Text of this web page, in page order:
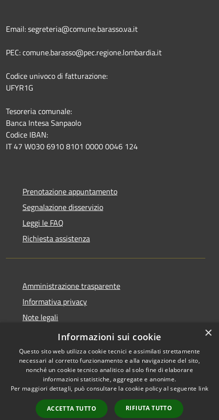
Email: segreteria@comune.barasso.va.it
PEC: comune.barasso@pec.regione.lombardia.it
Codice univoco di fatturazione:
UFYR1G
Tesoreria comunale:
Banca Intesa Sanpaolo
Codice IBAN:
IT 47 W030 6910 8101 0000 0046 124
Prenotazione appuntamento
Segnalazione disservizio
Leggi le FAQ
Richiesta assistenza
Amministrazione trasparente
Informativa privacy
Note legali
Dichiarazione di accessibilità
Accessibilità
Copyright © 2026 • Comune di
Barasso • Powered by
Municipium•
Accesso
×
Informazioni sui cookie
Questo sito web utilizza cookie tecnici e assimilati strettamente
necessari al corretto funzionamento e alla navigazione del sito,
nonché un cookie tecnico analitico al solo fine di elaborare
informazioni statistiche, aggregate e anonime.
Per maggiori dettagli, può consultare la cookie policy al seguente link
ACCETTA TUTTO RIFIUTA TUTTO